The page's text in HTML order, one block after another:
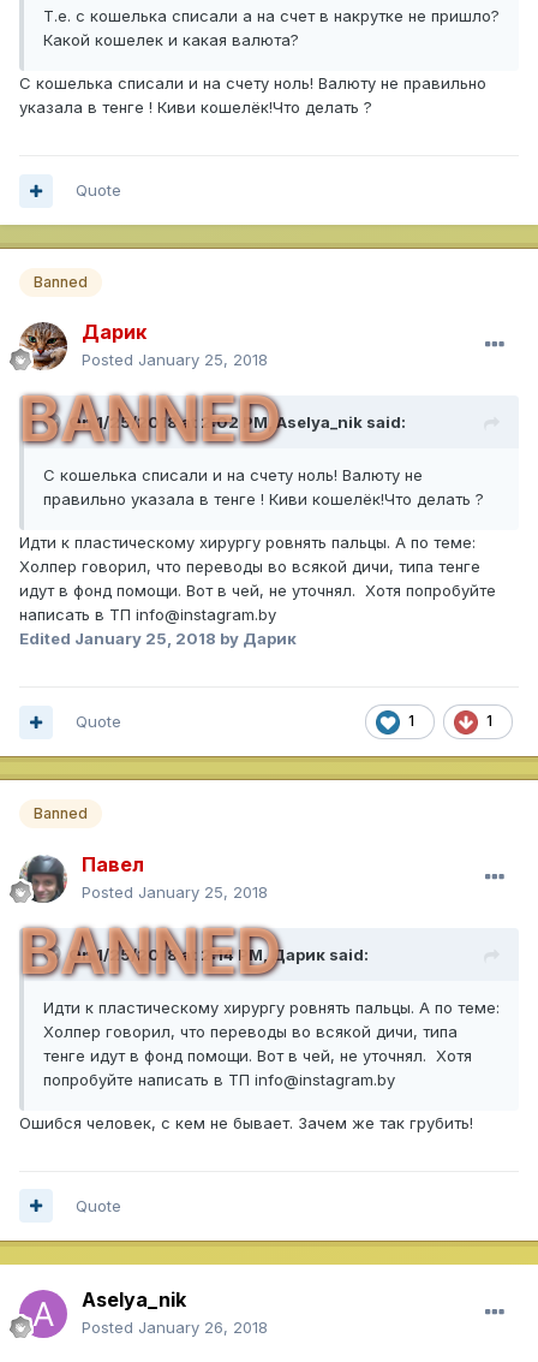
Т.е. с кошелька списали а на счет в накрутке не пришло?
Какой кошелек и какая валюта?
С кошелька списали и на счету ноль! Валюту не правильно
указала в тенге ! Киви кошелёк!Что делать ?
Quote
Banned
Дарик
Posted January 25, 2018
BANNED
On 1/25/2018 at 2:02 PM, Aselya_nik said:
С кошелька списали и на счету ноль! Валюту не
правильно указала в тенге ! Киви кошелёк!Что делать ?
Идти к пластическому хирургу ровнять пальцы. А по теме:
Холпер говорил, что переводы во всякой дичи, типа тенге
идут в фонд помощи. Вот в чей, не уточнял. Хотя попробуйте
написать в ТП info@instagram.by
Edited January 25, 2018 by Дарик
1 1
Quote
Banned
Павел
Posted January 25, 2018
BANNED
On 1/25/2018 at 2:14 PM, Дарик said:
Идти к пластическому хирургу ровнять пальцы. А по теме:
Холпер говорил, что переводы во всякой дичи, типа
тенге идут в фонд помощи. Вот в чей, не уточнял. Хотя
попробуйте написать в ТП info@instagram.by
Ошибся человек, с кем не бывает. Зачем же так грубить!
Quote
Aselya_nik
Posted January 26, 2018